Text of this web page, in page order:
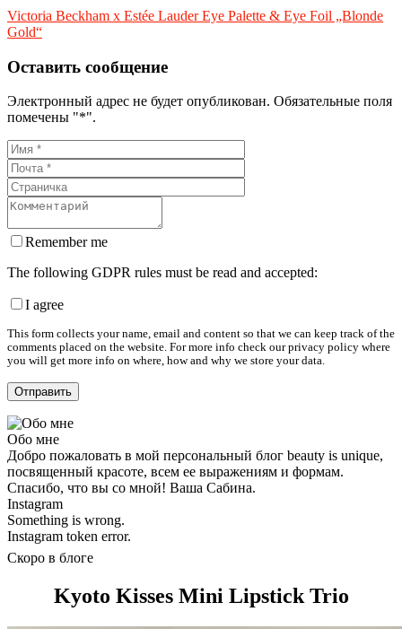
Victoria Beckham x Estée Lauder Eye Palette & Eye Foil „Blonde
Gold“
Оставить сообщение
Электронный адрес не будет опубликован. Обязательные поля
помечены "*".
Remember me
The following GDPR rules must be read and accepted:
I agree
This form collects your name, email and content so that we can keep track of the
comments placed on the website. For more info check our privacy policy where
you will get more info on where, how and why we store your data.
Обо мне
Добро пожаловать в мой персональный блог beauty is unique,
посвященный красоте, всем ее выражениям и формам.
Спасибо, что вы со мной! Ваша Сабина.
Instagram
Something is wrong.
Instagram token error.
Скоро в блоге
Kyoto Kisses Mini Lipstick Trio